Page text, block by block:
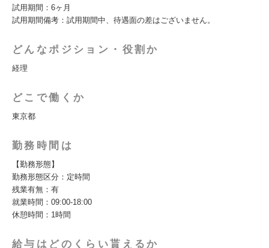
試用期間：6ヶ月
試用期間備考：試用期間中、待遇面の差はございません。
どんなポジション・役割か
経理
どこで働くか
東京都
勤務時間は
【勤務形態】
勤務形態区分：定時間
残業有無：有
就業時間：09:00-18:00
休憩時間：1時間
給与はどのくらい貰えるか